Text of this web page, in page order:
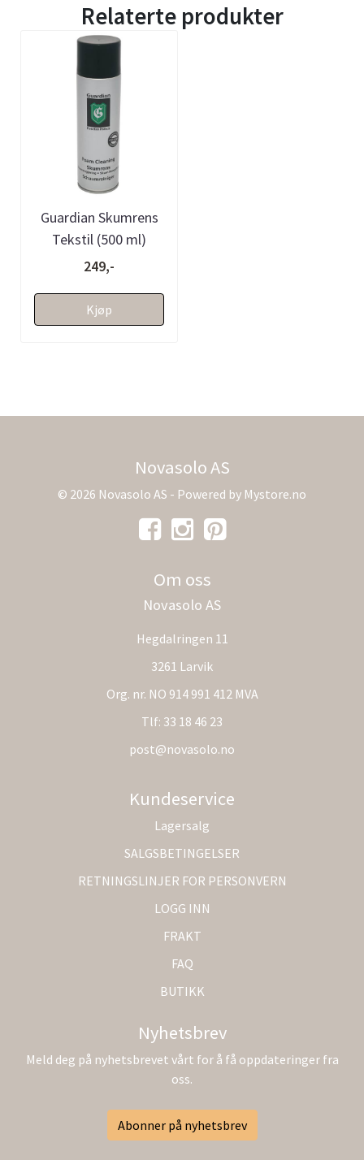
Relaterte produkter
Guardian Skumrens
Tekstil (500 ml)
249,-
Kjøp
Novasolo AS
© 2026 Novasolo AS - Powered by Mystore.no
Om oss
Novasolo AS
Hegdalringen 11
3261 Larvik
Org. nr. NO 914 991 412 MVA
Tlf: 33 18 46 23
post@novasolo.no
Kundeservice
Lagersalg
SALGSBETINGELSER
RETNINGSLINJER FOR PERSONVERN
LOGG INN
FRAKT
FAQ
BUTIKK
Nyhetsbrev
Meld deg på nyhetsbrevet vårt for å få oppdateringer fra
oss.
Abonner på nyhetsbrev